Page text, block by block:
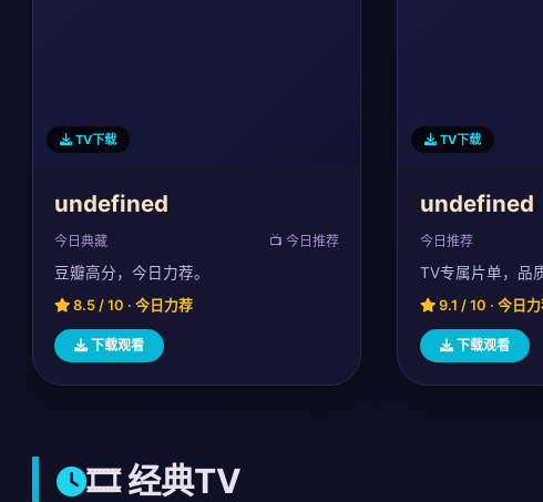
TV下载
undefined
今日典藏 📺 今日推荐
豆瓣高分，今日力荐。
8.5 / 10 · 今日力荐
下载观看
TV下载
undefined
今日推荐
TV专属片单，品
9.1 / 10 · 今日
下载观看
🎞️ 经典TV